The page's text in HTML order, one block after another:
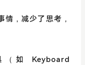
情，减少了思考，
如 Keyboard